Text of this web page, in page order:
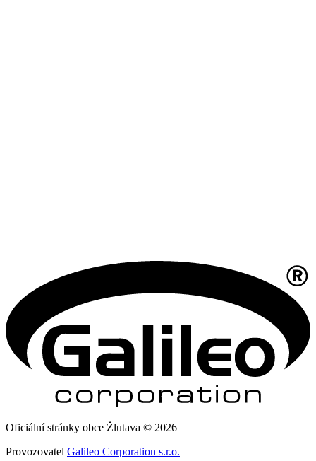
Oficiální stránky obce Žlutava © 2026
Provozovatel Galileo Corporation s.r.o.